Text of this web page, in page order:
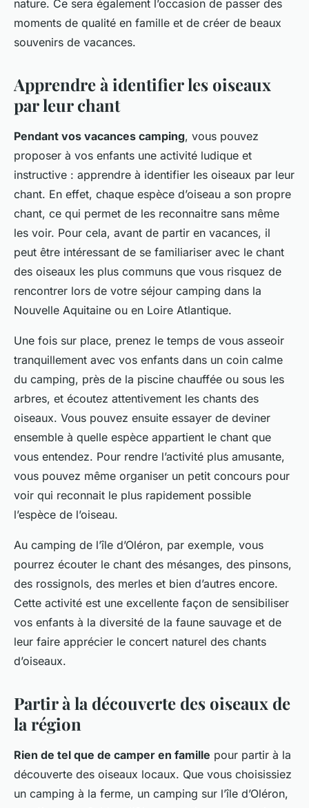
nature. Ce sera également l’occasion de passer des
moments de qualité en famille et de créer de beaux
souvenirs de vacances.
Apprendre à identifier les oiseaux
par leur chant
Pendant vos vacances camping, vous pouvez
proposer à vos enfants une activité ludique et
instructive : apprendre à identifier les oiseaux par leur
chant. En effet, chaque espèce d’oiseau a son propre
chant, ce qui permet de les reconnaitre sans même
les voir. Pour cela, avant de partir en vacances, il
peut être intéressant de se familiariser avec le chant
des oiseaux les plus communs que vous risquez de
rencontrer lors de votre séjour camping dans la
Nouvelle Aquitaine ou en Loire Atlantique.
Une fois sur place, prenez le temps de vous asseoir
tranquillement avec vos enfants dans un coin calme
du camping, près de la piscine chauffée ou sous les
arbres, et écoutez attentivement les chants des
oiseaux. Vous pouvez ensuite essayer de deviner
ensemble à quelle espèce appartient le chant que
vous entendez. Pour rendre l’activité plus amusante,
vous pouvez même organiser un petit concours pour
voir qui reconnait le plus rapidement possible
l’espèce de l’oiseau.
Au camping de l’île d’Oléron, par exemple, vous
pourrez écouter le chant des mésanges, des pinsons,
des rossignols, des merles et bien d’autres encore.
Cette activité est une excellente façon de sensibiliser
vos enfants à la diversité de la faune sauvage et de
leur faire apprécier le concert naturel des chants
d’oiseaux.
Partir à la découverte des oiseaux de
la région
Rien de tel que de camper en famille pour partir à la
découverte des oiseaux locaux. Que vous choisissiez
un camping à la ferme, un camping sur l’île d’Oléron,